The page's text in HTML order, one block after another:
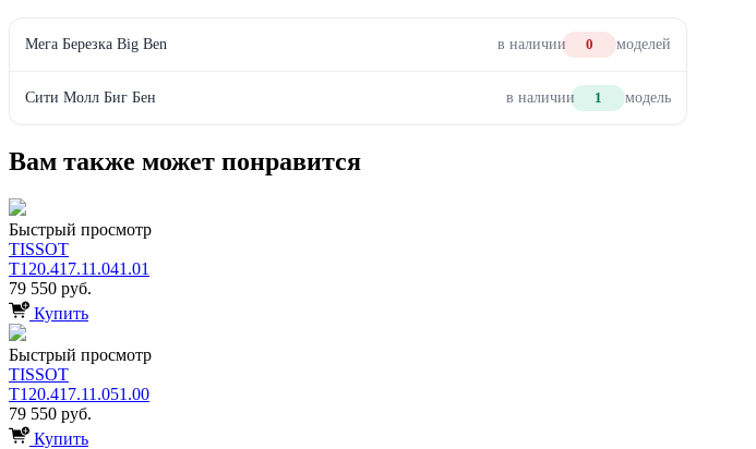
Мега Березка Big Ben в наличии 0 моделей
Сити Молл Биг Бен в наличии 1 модель
Вам также может понравится
Быстрый просмотр
TISSOT
T120.417.11.041.01
79 550 руб.
Купить
Быстрый просмотр
TISSOT
T120.417.11.051.00
79 550 руб.
Купить